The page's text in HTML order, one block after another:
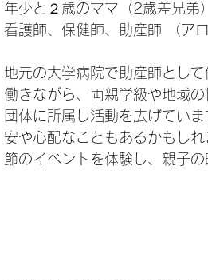
年少と２歳のママ（2歳差兄弟）
看護師、保健師、助産師 （ア
地元の大学病院で助産師とし
働きながら、両親学級や地域
団体に所属し活動を広げてい
安や心配なこともあるかもし
節のイベントを体験し、親子